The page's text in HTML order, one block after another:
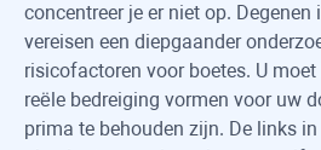
concentreer je er niet op. Degenen
vereisen een diepgaander
risicofactoren voor boetes. U
reële bedreiging vormen voor uw
prima te behouden zijn. De links